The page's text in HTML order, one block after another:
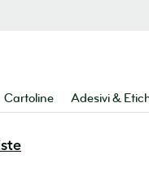
Cartoline Adesivi &